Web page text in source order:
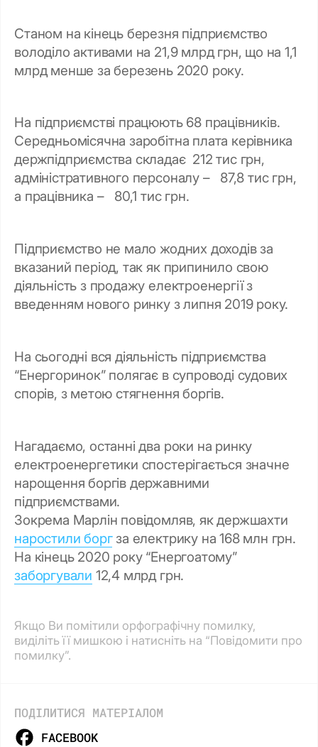
Станом на кінець березня підприємство
володіло активами на 21,9 млрд грн, що на 1,1
млрд менше за березень 2020 року.
На підприємстві працюють 68 працівників.
Середньомісячна заробітна плата керівника
держпідприємства складає 212 тис грн,
адміністративного персоналу – 87,8 тис грн,
а працівника – 80,1 тис грн.
Підприємство не мало жодних доходів за
вказаний період, так як припинило свою
діяльність з продажу електроенергії з
введенням нового ринку з липня 2019 року.
На сьогодні вся діяльність підприємства
“Енергоринок” полягає в супроводі судових
спорів, з метою стягнення боргів.
Нагадаємо, останні два роки на ринку
електроенергетики спостерігається значне
нарощення боргів державними
підприємствами.
Зокрема Марлін повідомляв, як держшахти
наростили боргза електрику на 168 млн грн.
На кінець 2020 року “Енергоатому”
заборгували 12,4 млрд грн.
Якщо Ви помітили орфографічну помилку,
виділіть її мишкою і натисніть на “Повідомити про
помилку”.
ПОДІЛИТИСЯ МАТЕРІАЛОМ
FACEBOOK